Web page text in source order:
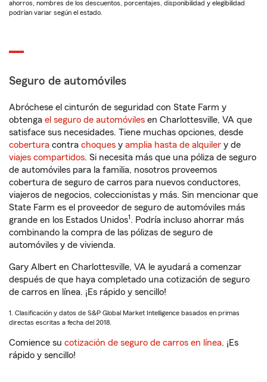
ahorros, nombres de los descuentos, porcentajes, disponibilidad y elegibilidad
podrían variar según el estado.
Seguro de automóviles
Abróchese el cinturón de seguridad con State Farm y
obtenga el seguro de automóviles en Charlottesville, VA que
satisface sus necesidades. Tiene muchas opciones, desde
cobertura contra choques y amplia hasta de alquiler y de
viajes compartidos. Si necesita más que una póliza de seguro
de automóviles para la familia, nosotros proveemos
cobertura de seguro de carros para nuevos conductores,
viajeros de negocios, coleccionistas y más. Sin mencionar que
State Farm es el proveedor de seguro de automóviles más
grande en los Estados Unidos1 . Podría incluso ahorrar más
combinando la compra de las pólizas de seguro de
automóviles y de vivienda.
Gary Albert en Charlottesville, VA le ayudará a comenzar
después de que haya completado una cotización de seguro
de carros en línea. ¡Es rápido y sencillo!
1. Clasificación y datos de S&P Global Market Intelligence basados en primas
directas escritas a fecha del 2018.
Comience su cotización de seguro de carros en línea. ¡Es
rápido y sencillo!